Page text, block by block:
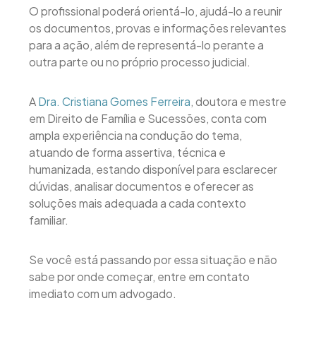
O profissional poderá orientá-lo, ajudá-lo a reunir
os documentos, provas e informações relevantes
para a ação, além de representá-lo perante a
outra parte ou no próprio processo judicial.
ADra. Cristiana Gomes Ferreira, doutora e mestre
em Direito de Família e Sucessões, conta com
ampla experiência na condução do tema,
atuando de forma assertiva, técnica e
humanizada, estando disponível para esclarecer
dúvidas, analisar documentos e oferecer as
soluções mais adequada a cada contexto
familiar.
Se você está passando por essa situação e não
sabe por onde começar, entre em contato
imediato com um advogado.